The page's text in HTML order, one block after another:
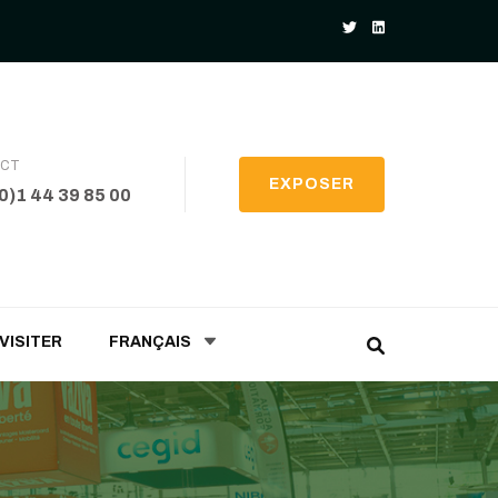
44 39 85 00
EXPOSER
VISITER FRANÇAIS